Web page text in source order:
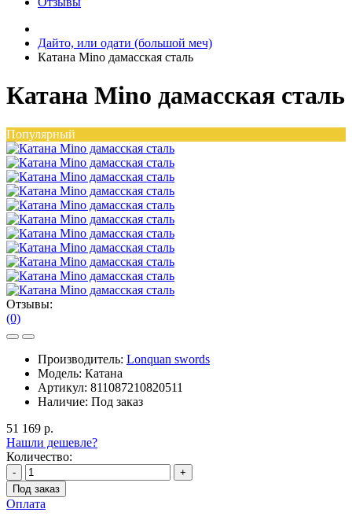
Дайто, или одати (большой меч)
Катана Mino дамасская сталь
Катана Mino дамасская сталь
Популярный
Отзывы:
(0)
Производитель: Lonquan swords
Модель: Катана
Артикул: 811087210820511
Наличие: Под заказ
51 169 р.
Нашли дешевле?
Количество:
-
+
Под заказ
Оплата